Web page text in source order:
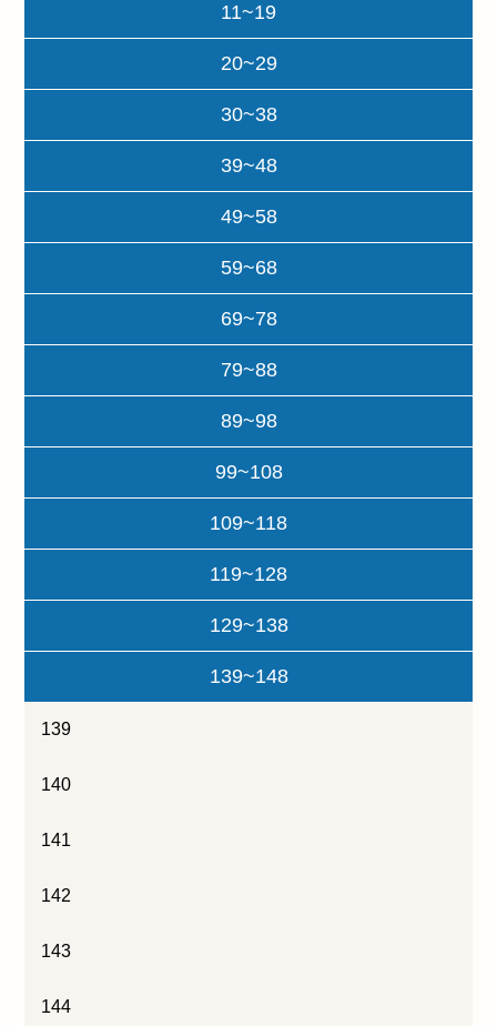
11~19
20~29
30~38
39~48
49~58
59~68
69~78
79~88
89~98
99~108
109~118
119~128
129~138
139~148
139
140
141
142
143
144